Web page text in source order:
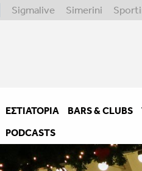
Sigmalive Simerini
ΕΣΤΙΑΤΌΡΙΑ BARS & CLUBS
PODCASTS